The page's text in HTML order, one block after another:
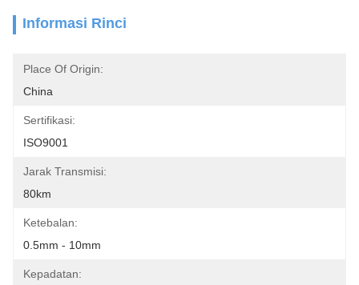
Informasi Rinci
Place Of Origin:
China
Sertifikasi:
ISO9001
Jarak Transmisi:
80km
Ketebalan:
0.5mm - 10mm
Kepadatan: